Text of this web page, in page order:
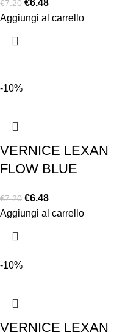
€7.20 €6.48
Aggiungi al carrello
-10%
VERNICE LEXAN
FLOW BLUE
€7.20 €6.48
Aggiungi al carrello
-10%
VERNICE LEXAN